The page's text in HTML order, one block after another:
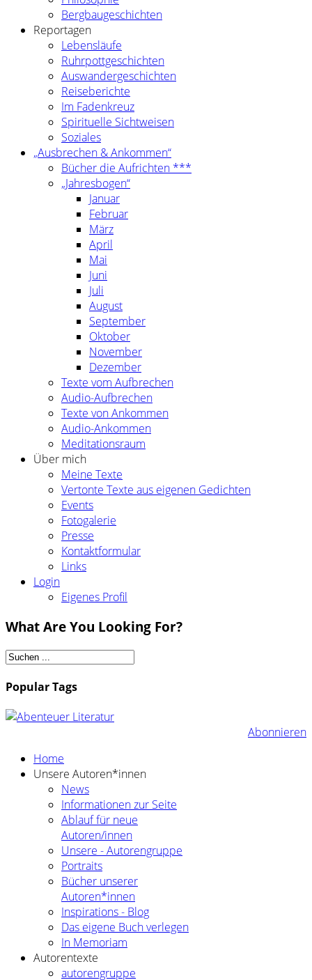
Bergbaugeschichten
Reportagen
Lebensläufe
Ruhrpottgeschichten
Auswandergeschichten
Reiseberichte
Im Fadenkreuz
Spirituelle Sichtweisen
Soziales
„Ausbrechen & Ankommen“
Bücher die Aufrichten ***
„Jahresbogen“
Januar
Februar
März
April
Mai
Juni
Juli
August
September
Oktober
November
Dezember
Texte vom Aufbrechen
Audio-Aufbrechen
Texte von Ankommen
Audio-Ankommen
Meditationsraum
Über mich
Meine Texte
Vertonte Texte aus eigenen Gedichten
Events
Fotogalerie
Presse
Kontaktformular
Links
Login
Eigenes Profil
What Are You Looking For?
Popular Tags
Abonnieren
Home
Unsere Autoren*innen
News
Informationen zur Seite
Ablauf für neue
Autoren/innen
Unsere - Autorengruppe
Portraits
Bücher unserer
Autoren*innen
Inspirations - Blog
Das eigene Buch verlegen
In Memoriam
Autorentexte
autorengruppe